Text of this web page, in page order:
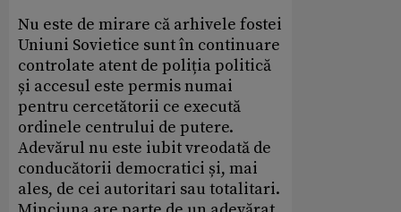
Nu este de mirare că arhivele fostei
Uniuni Sovietice sunt în continuare
controlate atent de poliția politică
și accesul este permis numai
pentru cercetătorii ce execută
ordinele centrului de putere.
Adevărul nu este iubit vreodată de
conducătorii democratici și, mai
ales, de cei autoritari sau totalitari.